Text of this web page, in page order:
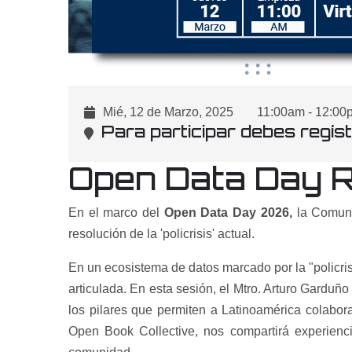
Mié, 12 de Marzo, 2025 11:00amㅤ - ㅤ
Para participar debes
Open Data Day
En el marco del Open Data Day 2026,la
resolución de la 'policrisis' actual.
En un ecosistema de datos marcado por la
articulada. En esta sesión, el Mtro. Arturo
los pilares que permiten a Latinoamérica
Open Book Collective, nos compartirá